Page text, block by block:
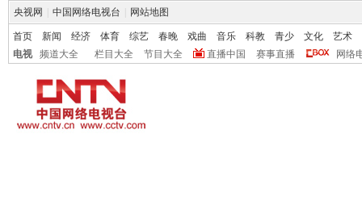
央视网 中国网络电视台 网站地图
首页 新闻 经济 体育 综艺 春晚 戏曲 音乐 科教 青少 文化
艺术
电视
频道大全 栏目大全 节目大全 直播中国 赛事直播 网络